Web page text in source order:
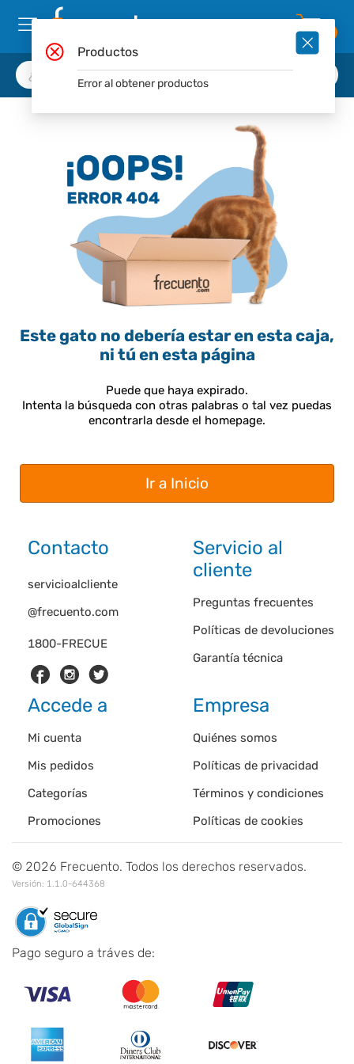
Este gato no debería estar en esta caja,
ni tú en esta página
Puede que haya expirado.
Intenta la búsqueda con otras palabras o tal vez puedas
encontrarla desde el homepage.
Ir a Inicio
Contacto
1800-FRECUE
servicioalcliente
@frecuento.com
Servicio al
cliente
Preguntas frecuentes
Políticas de devoluciones
Garantía técnica
Accede a
Mi cuenta
Mis pedidos
Categorías
Promociones
Empresa
Quiénes somos
Políticas de privacidad
Términos y condiciones
Políticas de cookies
© 2026 Frecuento. Todos los derechos reservados.
Versión: 1.1.0-644368
Pago seguro a tráves de:
Productos
Error al obtener productos